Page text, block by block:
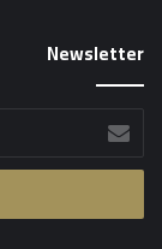
Newsletter
بريدك
الإلكتروني